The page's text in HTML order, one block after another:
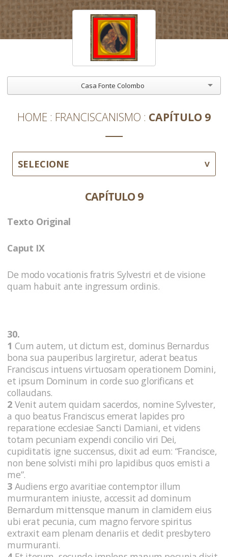
Casa Fonte Colombo
HOME FRANCISCANISMO CAPÍTULO 9
SELECIONE
CAPÍTULO 9
Texto Original
Caput IX
De modo vocationis fratris Sylvestri et de visione
quam habuit ante ingressum ordinis.
30.
1 Cum autem, ut dictum est, dominus Bernardus
bona sua pauperibus largiretur, aderat beatus
Franciscus intuens virtuosam operationem Domini,
et ipsum Dominum in corde suo glorificans et
collaudans.
2 Venit autem quidam sacerdos, nomine Sylvester,
a quo beatus Franciscus emerat lapides pro
reparatione ecclesiae Sancti Damiani, et videns
totam pecuniam expendi concilio viri Dei,
cupiditatis igne succensus, dixit ad eum: “Francisce,
non bene solvisti mihi pro lapidibus quos emisti a
me”.
3 Audiens ergo avaritiae contemptor illum
murmurantem iniuste, accessit ad dominum
Bernardum mittensque manum in clamidem eius
ubi erat pecunia, cum magno fervore spiritus
extraxit eam plenam denariis et dedit presbytero
murmuranti.